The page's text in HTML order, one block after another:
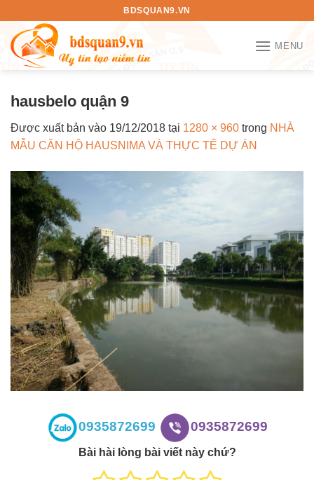
nội
dung
BDSQUAN9.VN
MENU
hausbelo quận 9
Được xuất bản vào 19/12/2018 tại 1280 × 960 trong NHÀ
MẪU CĂN HỘ HAUSNIMA VÀ THỰC TẾ DỰ ÁN
0935872699 0935872699
Bài hài lòng bài viết này chứ?